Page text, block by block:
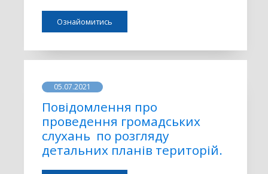
Ознайомитись
05.07.2021
Повідомлення про
проведення громадських
слухань по розгляду
детальних планів територій.